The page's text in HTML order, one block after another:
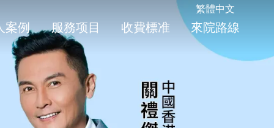
繁體中文
案例 服務项目 收費標准 來院路線